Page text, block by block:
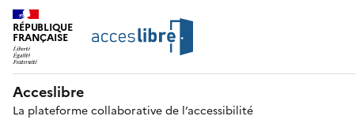
RÉPUBLIQUE
FRANÇAISE
Acceslibre
La plateforme collaborative de l’accessibilité